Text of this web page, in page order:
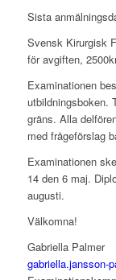
Sista
Svensk Kirurgisk
för avgiften,
Examinationen
utbildningsboken.
gräns. Alla
med frågeförslag
Examinationen
14 den 6 maj.
augusti.
Välkomna!
Gabriella Palmer
gabriella.jansson-